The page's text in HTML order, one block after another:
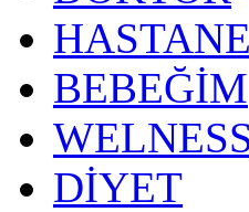
HASTANE
BEBEĞİM
DİYET